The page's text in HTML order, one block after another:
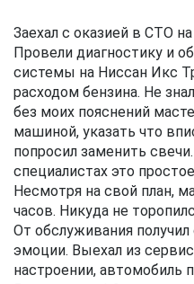
Заехал с оказией в СТО
Провели диагностику и
системы на Ниссан Икс
расходом бензина. Не
без моих пояснений
машиной, указать что
попросил заменить
специалистах это
Несмотря на свой план,
часов. Никуда не
От обслуживания
эмоции. Выехал из
настроении, автомобиль